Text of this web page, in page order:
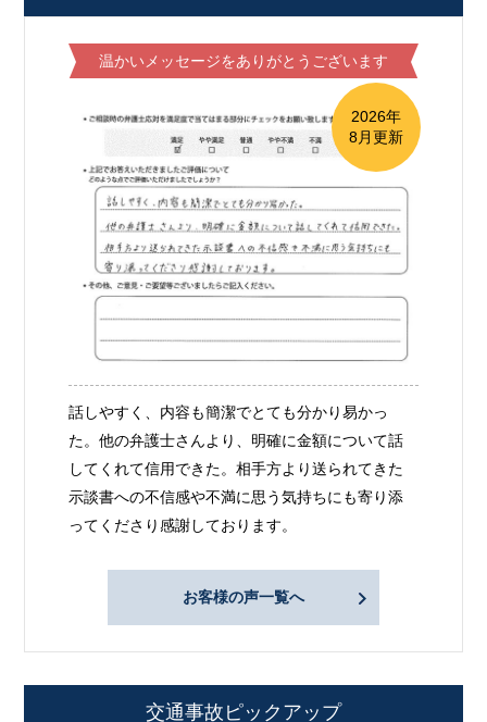
温かいメッセージをありがとうございます
2026年
8月更新
話しやすく、内容も簡潔でとても分かり易かっ
た。他の弁護士さんより、明確に金額について話
してくれて信用できた。相手方より送られてきた
示談書への不信感や不満に思う気持ちにも寄り添
ってくださり感謝しております。
お客様の声一覧へ
交通事故ピックアップ